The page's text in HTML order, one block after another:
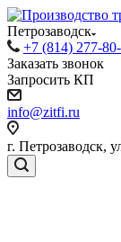
Петрозаводск
+7 (814) 277-
Заказать звонок
Запросить КП
info@zitfi.ru
г. Петрозаводск,